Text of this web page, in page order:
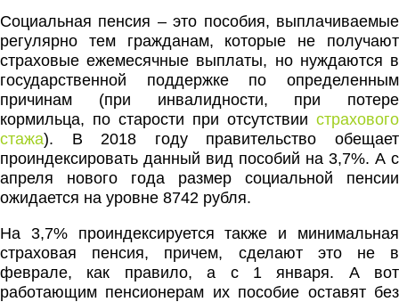
Социальная пенсия – это пособия, выплачиваемые
регулярно тем гражданам, которые не получают
страховые ежемесячные выплаты, но нуждаются в
государственной поддержке по определенным
причинам (при инвалидности, при потере
кормильца, по старости при отсутствии страхового
стажа). В 2018 году правительство обещает
проиндексировать данный вид пособий на 3,7%. А с
апреля нового года размер социальной пенсии
ожидается на уровне 8742 рубля.
На 3,7% проиндексируется также и минимальная
страховая пенсия, причем, сделают это не в
феврале, как правило, а с 1 января. А вот
работающим пенсионерам их пособие оставят без